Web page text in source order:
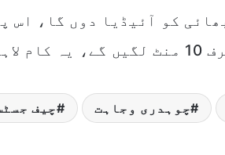
کو آئیڈیا دوں گا، اس
گا۔
چوہدری وجاہت چیف